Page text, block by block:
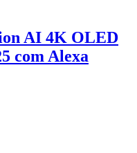
AI 4K OLED
com Alexa